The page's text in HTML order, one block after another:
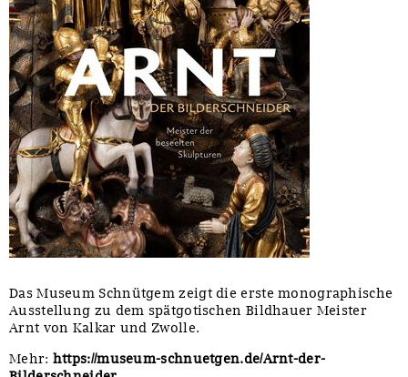
Das Museum Schnütgem zeigt die erste monographische
Ausstellung zu dem spätgotischen Bildhauer Meister
Arnt von Kalkar und Zwolle.
Mehr: https://museum-schnuetgen.de/Arnt-der-